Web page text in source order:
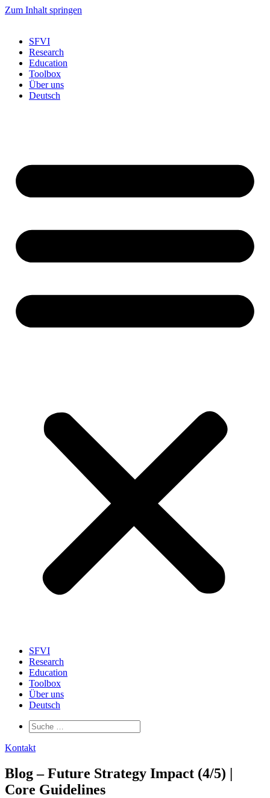
Zum Inhalt springen
SFVI
Research
Education
Toolbox
Über uns
Deutsch
SFVI
Research
Education
Toolbox
Über uns
Deutsch
Kontakt
Blog – Future Strategy Impact (4/5) |
Core Guidelines